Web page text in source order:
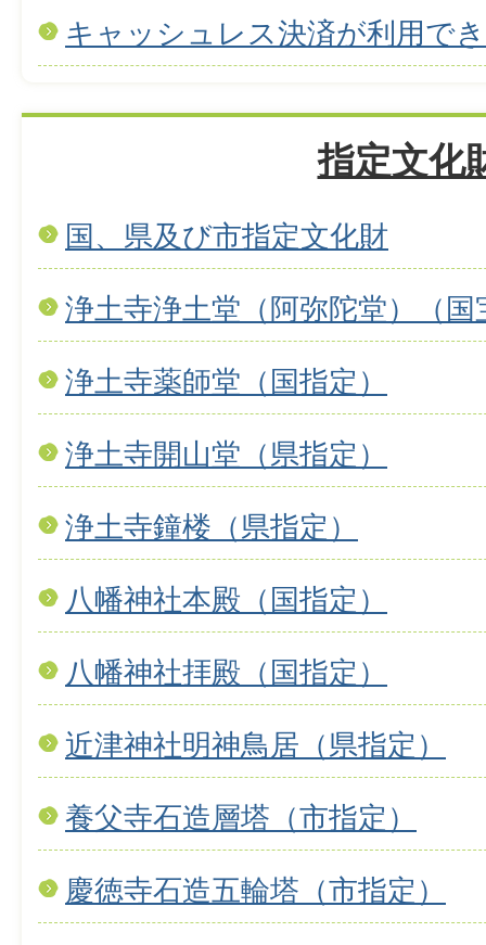
キャッシュレス決済が利用で
指定文化
国、県及び市指定文化財
浄土寺浄土堂（阿弥陀堂）（国
浄土寺薬師堂（国指定）
浄土寺開山堂（県指定）
浄土寺鐘楼（県指定）
八幡神社本殿（国指定）
八幡神社拝殿（国指定）
近津神社明神鳥居（県指定）
養父寺石造層塔（市指定）
慶徳寺石造五輪塔（市指定）